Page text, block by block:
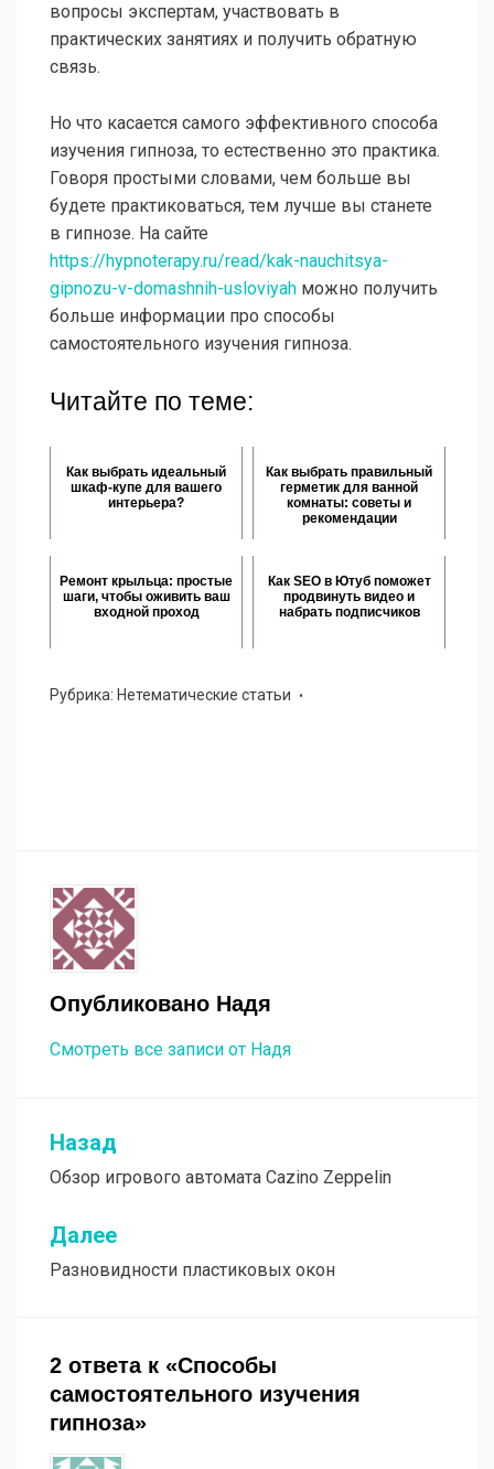
вопросы экспертам, участвовать в
практических занятиях и получить обратную
связь.
Но что касается самого эффективного способа
изучения гипноза, то естественно это практика.
Говоря простыми словами, чем больше вы
будете практиковаться, тем лучше вы станете
в гипнозе. На сайте
https://hypnoterapy.ru/read/kak-nauchitsya-
gipnozu-v-domashnih-usloviyah можно получить
больше информации про способы
самостоятельного изучения гипноза.
Читайте по теме:
Как выбрать идеальный
шкаф-купе для вашего
интерьера?
Как выбрать правильный
герметик для ванной
комнаты: советы и
рекомендации
Ремонт крыльца: простые
шаги, чтобы оживить ваш
входной проход
Как SEO в Ютуб поможет
продвинуть видео и
набрать подписчиков
Рубрика: Нетематические статьи
Опубликовано Надя
Смотреть все записи от Надя
Навигация
по
записям
Назад
Обзор игрового автомата Cazino Zeppelin
Далее
Разновидности пластиковых окон
2 ответа к «Способы
самостоятельного изучения
гипноза»